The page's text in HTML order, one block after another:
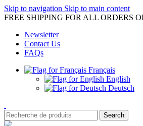
Skip to navigation Skip to main content
FREE SHIPPING FOR ALL ORDERS
Newsletter
Contact Us
FAQs
Français
English
Deutsch
Search